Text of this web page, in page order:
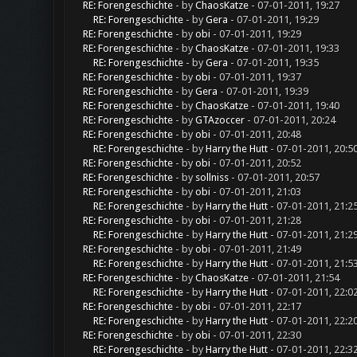
RE: Forengeschichte - byChaosKatze- 07-01-2011, 19:27
RE: Forengeschichte - byGera - 07-01-2011, 19:29
RE: Forengeschichte - byobi- 07-01-2011, 19:29
RE: Forengeschichte - byChaosKatze- 07-01-2011, 19:33
RE: Forengeschichte - byGera - 07-01-2011, 19:35
RE: Forengeschichte - byobi- 07-01-2011, 19:37
RE: Forengeschichte - byGera - 07-01-2011, 19:39
RE: Forengeschichte - byChaosKatze- 07-01-2011, 19:40
RE: Forengeschichte - byGTAzoccer- 07-01-2011, 20:24
RE: Forengeschichte - byobi- 07-01-2011, 20:48
RE: Forengeschichte - byHarry the Hutt- 07-01-2011,
RE: Forengeschichte - byobi- 07-01-2011, 20:52
RE: Forengeschichte - by sollniss- 07-01-2011, 20:57
RE: Forengeschichte - byobi- 07-01-2011, 21:03
RE: Forengeschichte - byHarry the Hutt- 07-01-2011,
RE: Forengeschichte - byobi- 07-01-2011, 21:28
RE: Forengeschichte - byHarry the Hutt- 07-01-2011,
RE: Forengeschichte - byobi- 07-01-2011, 21:49
RE: Forengeschichte - byHarry the Hutt- 07-01-2011, 21:53
RE: Forengeschichte - byChaosKatze- 07-01-2011, 21:54
RE: Forengeschichte - byHarry the Hutt- 07-01-2011,
RE: Forengeschichte - byobi- 07-01-2011, 22:17
RE: Forengeschichte - byHarry the Hutt- 07-01-2011,
RE: Forengeschichte - byobi- 07-01-2011, 22:30
RE: Forengeschichte - byHarry the Hutt- 07-01-2011,